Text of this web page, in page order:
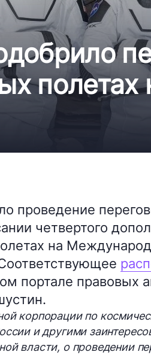
проведение
четвертого
на
портале правовых
корпорации по
и другими
власти, о проведении